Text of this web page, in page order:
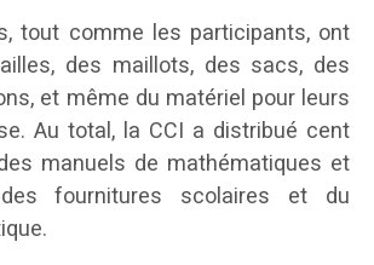
tout comme les participants, ont
des maillots, des sacs, des
et même du matériel pour leurs
Au total, la CCI a distribué cent
manuels de mathématiques et
fournitures scolaires et du